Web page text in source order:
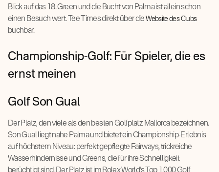
Blick auf das 18. Green und die Bucht von Palma ist allein schon
einen Besuch wert. Tee Times direkt über dieWebsite des Clubs
buchbar.
Championship-Golf: Für Spieler, die es
ernst meinen
Golf Son Gual
Der Platz, den viele als den besten Golfplatz Mallorca bezeichnen.
Son Gual liegt nahe Palma und bietet ein Championship-Erlebnis
auf höchstem Niveau: perfekt gepflegte Fairways, trickreiche
Wasserhindernisse und Greens, die für ihre Schnelligkeit